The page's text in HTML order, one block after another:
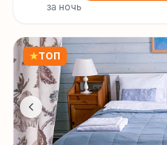
за ночь
★ТОП